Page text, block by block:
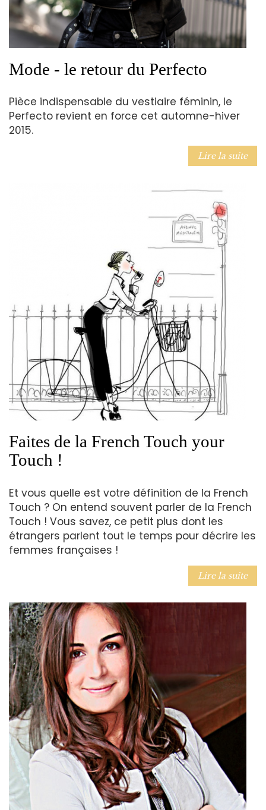
Mode - le retour du Perfecto
Pièce indispensable du vestiaire féminin, le
Perfecto revient en force cet automne-hiver
2015.
Lire la suite
Faites de la French Touch your
Touch !
Et vous quelle est votre définition de la French
Touch ? On entend souvent parler de la French
Touch ! Vous savez, ce petit plus dont les
étrangers parlent tout le temps pour décrire les
femmes françaises !
Lire la suite